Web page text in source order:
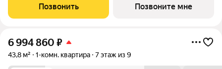
Позвонить Позвоните мне
6 994 860 ₽
43,8 м² 1-комн. квартира 7 этаж из 9